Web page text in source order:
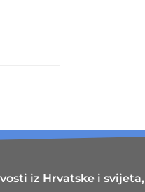
iz Hrvatske i svijeta,